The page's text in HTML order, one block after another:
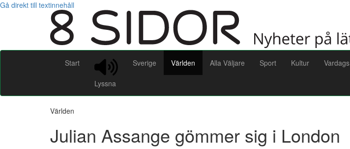
Gå direkt till textinnehåll
Start
Lyssna
Sverige Världen Alla Väljare Sport Kultur Vardags
Världen
Julian Assange gömmer sig i London